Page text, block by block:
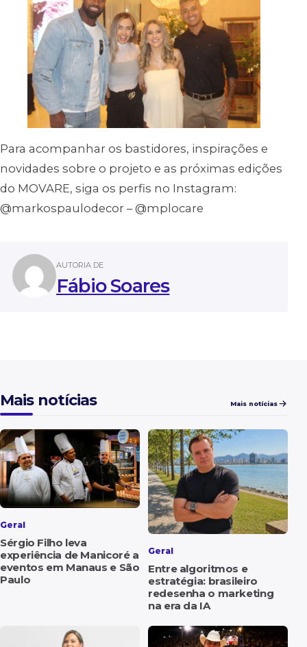
Para acompanhar os bastidores, inspirações e
novidades sobre o projeto e as próximas edições
do MOVARE, siga os perfis no Instagram:
@markospaulodecor – @mplocare
AUTORIA DE
Fábio Soares
Mais notícias Mais notícias
Geral
Sérgio Filho leva
experiência de Manicoré a
eventos em Manaus e São
Paulo
Geral
Entre algoritmos e
estratégia: brasileiro
redesenha o marketing
na era da IA